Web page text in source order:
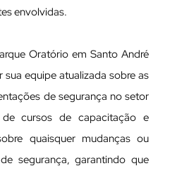
envolvidas.
Oratório em Santo André
equipe atualizada sobre as
de segurança no setor
cursos de capacitação e
quaisquer mudanças ou
segurança, garantindo que